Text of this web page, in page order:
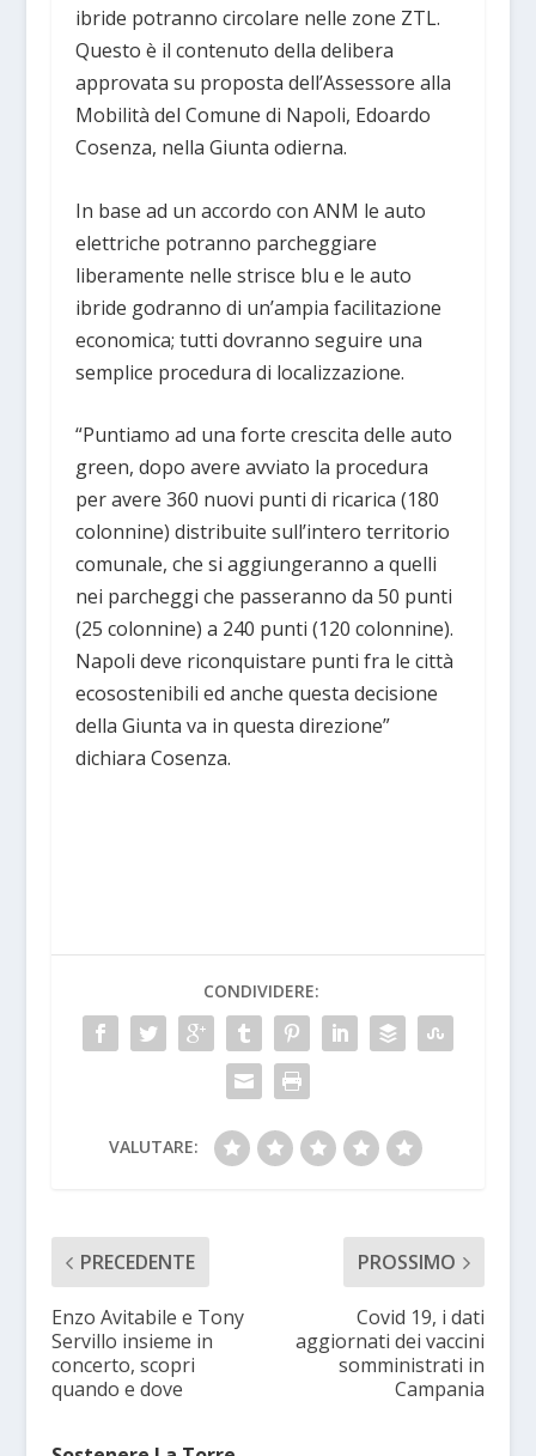
ibride potranno circolare nelle zone ZTL.
Questo è il contenuto della delibera
approvata su proposta dell’Assessore alla
Mobilità del Comune di Napoli, Edoardo
Cosenza, nella Giunta odierna.
In base ad un accordo con ANM le auto
elettriche potranno parcheggiare
liberamente nelle strisce blu e le auto
ibride godranno di un’ampia facilitazione
economica; tutti dovranno seguire una
semplice procedura di localizzazione.
“Puntiamo ad una forte crescita delle auto
green, dopo avere avviato la procedura
per avere 360 nuovi punti di ricarica (180
colonnine) distribuite sull’intero territorio
comunale, che si aggiungeranno a quelli
nei parcheggi che passeranno da 50 punti
(25 colonnine) a 240 punti (120 colonnine).
Napoli deve riconquistare punti fra le città
ecosostenibili ed anche questa decisione
della Giunta va in questa direzione”
dichiara Cosenza.
CONDIVIDERE:
VALUTARE:
PRECEDENTE
Enzo Avitabile e Tony
Servillo insieme in
concerto, scopri
quando e dove
PROSSIMO
Covid 19, i dati
aggiornati dei vaccini
somministrati in
Campania